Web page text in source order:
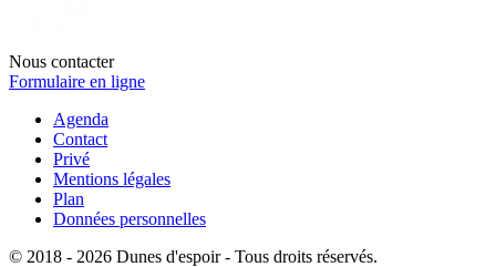
Nous contacter
Formulaire en ligne
Agenda
Contact
Privé
Mentions légales
Plan
Données personnelles
© 2018 - 2026 Dunes d'espoir - Tous droits réservés.